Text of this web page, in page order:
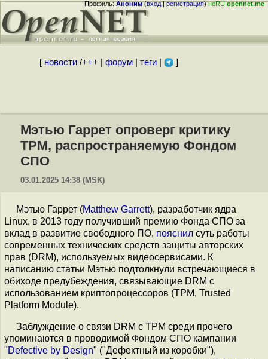
Профиль:Аноним(вход|регистрация)неRUopennet.me
[ новости/+++ форум| теги| ]
Мэтью Гаррет опроверг критику
TPM, распространяемую Фондом
СПО
03.01.2025 14:38 (MSK)
Мэтью Гаррет (Matthew Garrett), разработчик ядра
Linux, в 2013 году получивший премию Фонда СПО за
вклад в развитие свободного ПО, пояснил суть работы
современных технических средств защиты авторских
прав (DRM), используемых видеосервисами. К
написанию статьи Мэтью подтолкнули встречающиеся в
обиходе предубеждения, связывающие DRM c
использованием криптопроцессоров (TPM, Trusted
Platform Module).
Заблуждение о связи DRM с TPM среди прочего
упоминаются в проводимой Фондом СПО кампании
"Defective by Design" ("Дефектный из коробки"),